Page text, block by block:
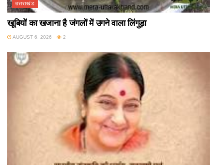
उत्तराखंड
खूबियों का खजाना है जंगलों में उगने वाला लिंगुड़ा
AUGUST 6, 2026 2